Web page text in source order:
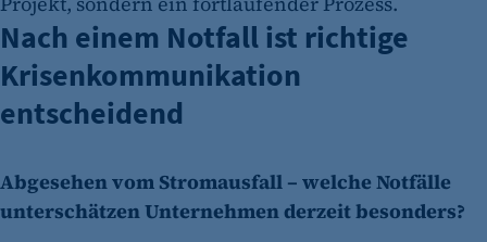
Nach einem Notfall ist richtige
Krisenkommunikation
entscheidend
Abgesehen vom Stromausfall – welche Notfälle
unterschätzen Unternehmen derzeit besonders?